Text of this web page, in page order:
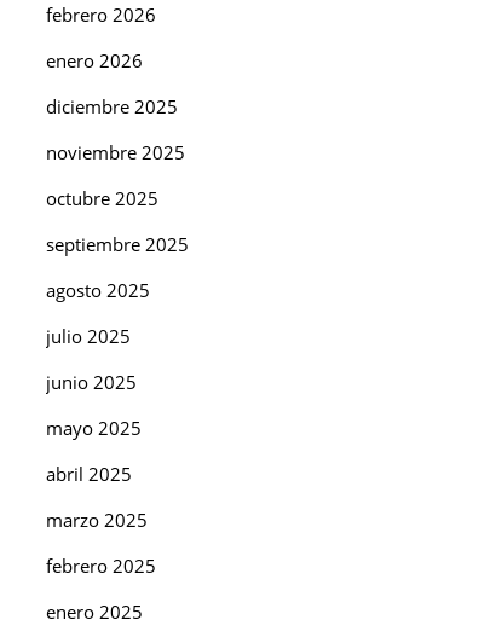
febrero 2026
enero 2026
diciembre 2025
noviembre 2025
octubre 2025
septiembre 2025
agosto 2025
julio 2025
junio 2025
mayo 2025
abril 2025
marzo 2025
febrero 2025
enero 2025